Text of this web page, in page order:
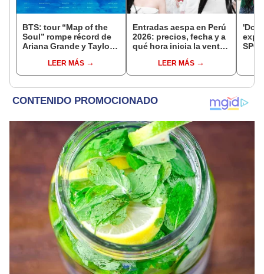
BTS: tour “Map of the
Soul” rompe récord de
Ariana Grande y Taylor
LEER MÁS
Entradas aespa en Perú
2026: precios, fecha y a
qué hora inicia la venta
TeleticketLEER MÁS